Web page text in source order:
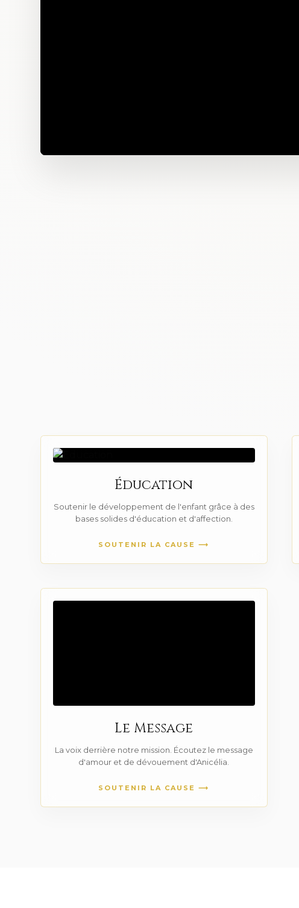
Éducation
Soutenir le développement de l'enfant grâce à des
bases solides d'éducation et d'affection.
SOUTENIR LA CAUSE ⟶
Le Message
La voix derrière notre mission. Écoutez le message
d'amour et de dévouement d'Anicélia.
SOUTENIR LA CAUSE ⟶